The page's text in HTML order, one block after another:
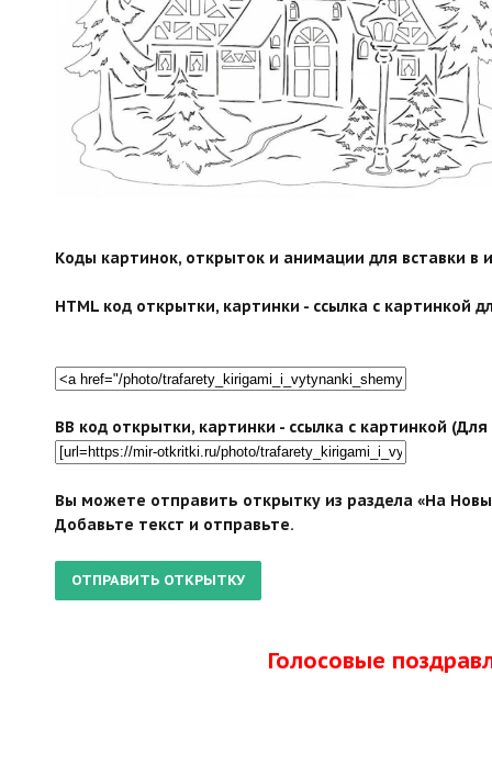
Коды картинок, открыток и анимации для вставки в
HTML код открытки, картинки - ссылка с картинкой
BB код открытки, картинки - ссылка с картинкой
Вы можете отправить открытку из раздела «На
Добавьте текст и отправьте.
Голосовые